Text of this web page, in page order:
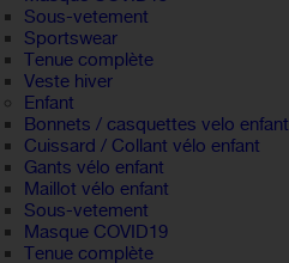
Sous-vetement
Sportswear
Tenue complète
Veste hiver
Enfant
Bonnets / casquettes velo enfant
Cuissard / Collant vélo enfant
Gants vélo enfant
Maillot vélo enfant
Sous-vetement
Masque COVID19
Tenue complète